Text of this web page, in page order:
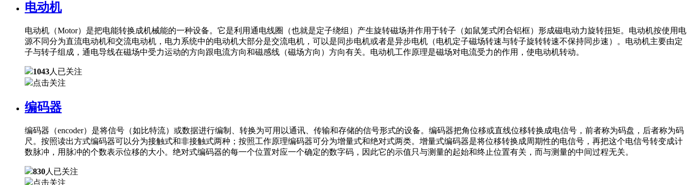
电动机
电动机（Motor）是把电能转换成机械能的一种设备。它是利用通电线圈（也就是定子绕组）产生旋转磁场并作用于转子（如鼠笼式闭合铝框）形成磁电动力旋转扭矩。电动机按使用电
源不同分为直流电动机和交流电动机，电力系统中的电动机大部分是交流电机，可以是同步电机或者是异步电机（电机定子磁场转速与转子旋转转速不保持同步速）。电动机主要由定
子与转子组成，通电导线在磁场中受力运动的方向跟电流方向和磁感线（磁场方向）方向有关。电动机工作原理是磁场对电流受力的作用，使电动机转动。
1043人已关注
点击关注
编码器
编码器（encoder）是将信号（如比特流）或数据进行编制、转换为可用以通讯、传输和存储的信号形式的设备。编码器把角位移或直线位移转换成电信号，前者称为码盘，后者称为码
尺。按照读出方式编码器可以分为接触式和非接触式两种；按照工作原理编码器可分为增量式和绝对式两类。增量式编码器是将位移转换成周期性的电信号，再把这个电信号转变成计
数脉冲，用脉冲的个数表示位移的大小。绝对式编码器的每一个位置对应一个确定的数字码，因此它的示值只与测量的起始和终止位置有关，而与测量的中间过程无关。
830人已关注
点击关注